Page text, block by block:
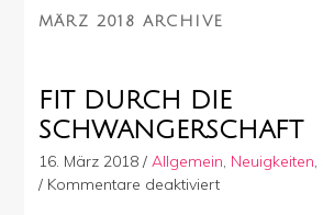
MÄRZ 2018 ARCHIVE
FIT DURCH DIE
SCHWANGERSCHAFT
16. März 2018/ Allgemein, Neuigkeiten,
/ Kommentare deaktiviertfür